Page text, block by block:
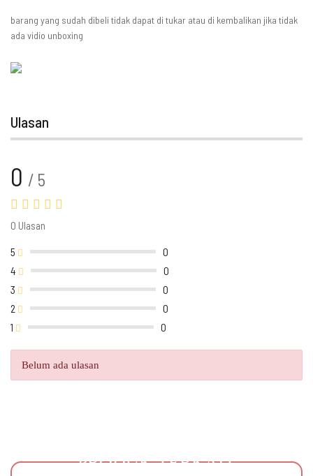
barang yang sudah dibeli tidak dapat di tukar atau di kembalikan jika tidak
ada vidio unboxing
Ulasan
0 / 5
0 Ulasan
5
0
4
0
3
0
2
0
1
0
Belum ada ulasan
PRODUK TERKAIT